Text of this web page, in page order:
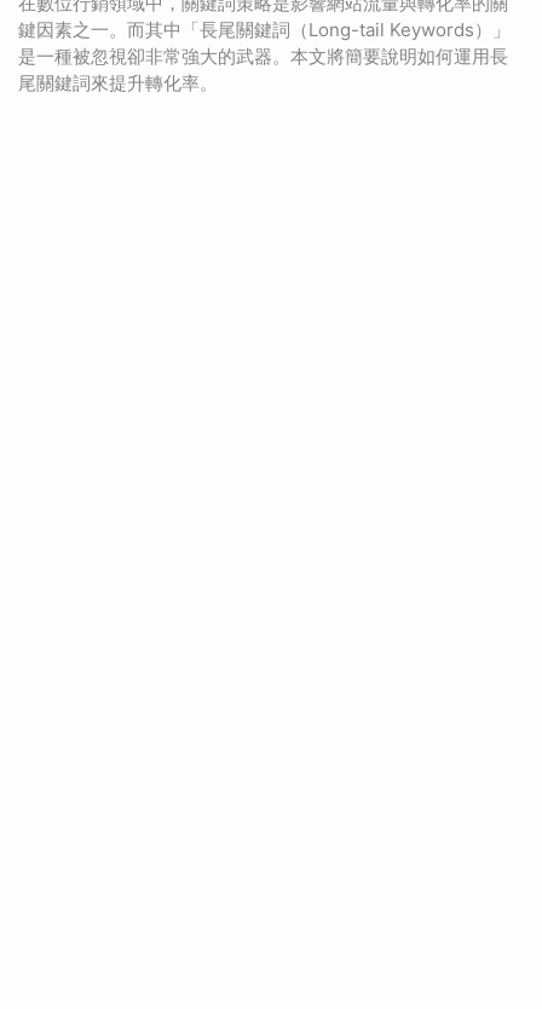
鍵因素之一。而其中「長尾關鍵詞（Long-tail Keywords）」
是一種被忽視卻非常強大的武器。本文將簡要說明如何運用長
尾關鍵詞來提升轉化率。